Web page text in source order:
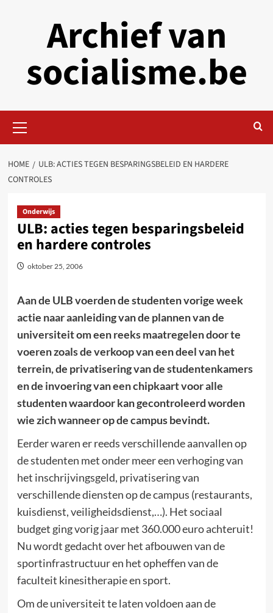
Archief van
socialisme.be
Menu
HOME
ULB: ACTIES TEGEN BESPARINGSBELEID EN HARDERE
CONTROLES
Onderwijs
ULB: acties tegen besparingsbeleid
en hardere controles
oktober 25, 2006
Aan de ULB voerden de studenten vorige week
actie naar aanleiding van de plannen van de
universiteit om een reeks maatregelen door te
voeren zoals de verkoop van een deel van het
terrein, de privatisering van de studentenkamers
en de invoering van een chipkaart voor alle
studenten waardoor kan gecontroleerd worden
wie zich wanneer op de campus bevindt.
Eerder waren er reeds verschillende aanvallen op
de studenten met onder meer een verhoging van
het inschrijvingsgeld, privatisering van
verschillende diensten op de campus (restaurants,
kuisdienst, veiligheidsdienst,…). Het sociaal
budget ging vorig jaar met 360.000 euro achteruit!
Nu wordt gedacht over het afbouwen van de
sportinfrastructuur en het opheffen van de
faculteit kinesitherapie en sport.
Om de universiteit te laten voldoen aan de